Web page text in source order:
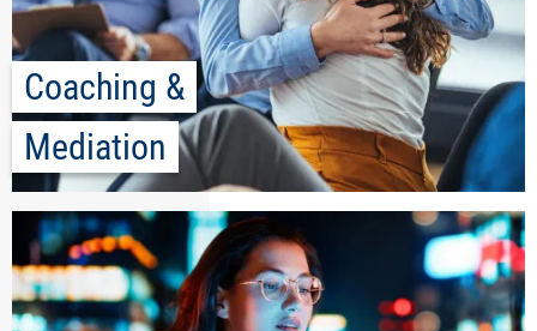
Coaching &
Mediation